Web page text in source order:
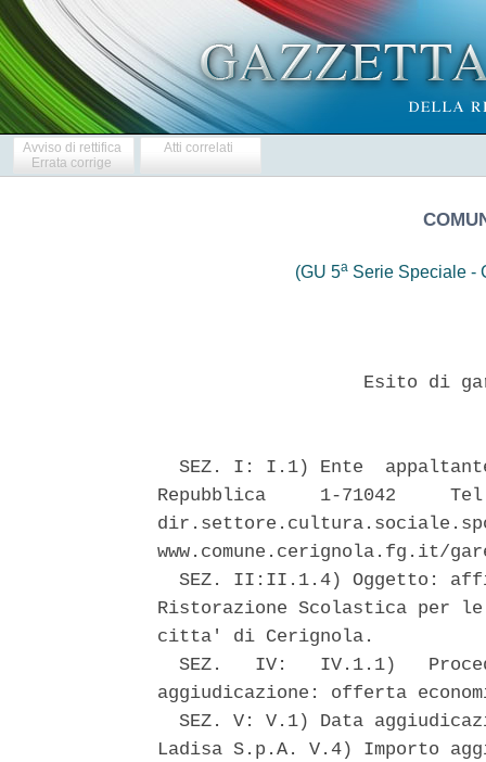
Avviso di rettifica
Errata corrige
Atti correlati
(GU 5a Serie Speciale -
Esito di
SEZ. I: I.1) Ente
Repubblica     1-71042
www.comune.cerignola.fg.it/
SEZ. II:II.1.4) Oggetto:
Ristorazione Scolastica per
citta' di Cerignola.
SEZ.   IV:   IV.1.1)
aggiudicazione: offerta
SEZ. V: V.1) Data
Ladisa S.p.A. V.4) Importo